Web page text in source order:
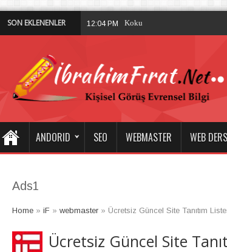
SON EKLENENLER 4:52 PM Diyarbakır’da
ANDORID SEO WEBMASTER WEB
Ads1
Home» iF» webmaster» Ücretsiz Güncel Site Tanıtım
Ücretsiz Güncel Site